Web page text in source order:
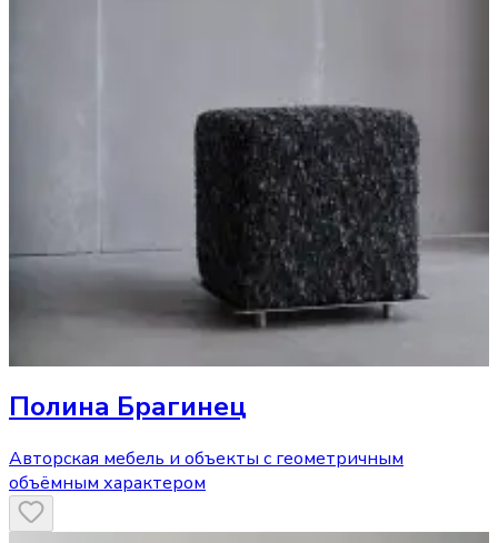
Полина Брагинец
Авторская мебель и объекты с геометричным
объёмным характером